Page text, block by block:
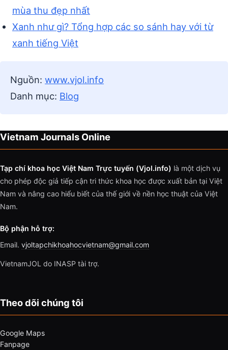
mùa thu đẹp nhất
Xanh như gì? Tổng hợp các so sánh hay với từ
xanh tiếng Việt
Nguồn: www.vjol.info
Danh mục: Blog
Vietnam Journals Online
Tạp chí khoa học Việt Nam Trực tuyến (Vjol.info) là một dịch vụ
cho phép độc giả tiếp cận tri thức khoa học được xuất bản tại Việt
Nam và nâng cao hiểu biết của thế giới về nền học thuật của Việt
Nam.
Bộ phận hỗ trợ:
Email. vjoltapchikhoahocvietnam@gmail.com
VietnamJOL do INASP tài trợ.
Theo dõi chúng tôi
Google Maps
Fanpage